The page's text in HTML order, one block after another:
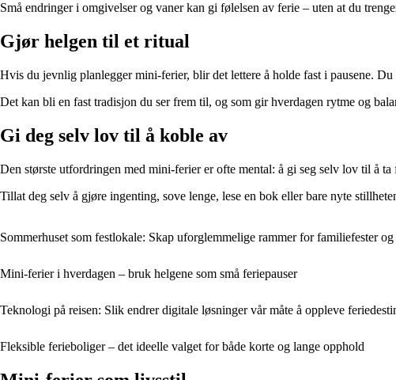
Små endringer i omgivelser og vaner kan gi følelsen av ferie – uten at du
Gjør helgen til et ritual
Hvis du jevnlig planlegger mini-ferier, blir det lettere å holde fast i pausene.
Det kan bli en fast tradisjon du ser frem til, og som gir hverdagen rytme og
Gi deg selv lov til å koble av
Den største utfordringen med mini-ferier er ofte mental: å gi seg selv lov til å
Tillat deg selv å gjøre ingenting, sove lenge, lese en bok eller bare nyte
Sommerhuset som festlokale: Skap uforglemmelige rammer for familiefester
Mini-ferier i hverdagen – bruk helgene som små feriepauser
Teknologi på reisen: Slik endrer digitale løsninger vår måte å oppleve
Fleksible ferieboliger – det ideelle valget for både korte og lange opphold